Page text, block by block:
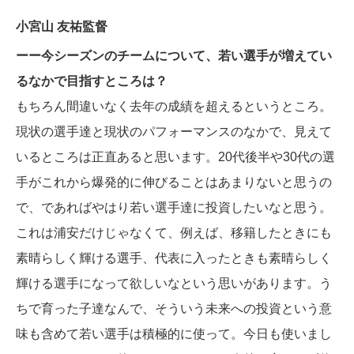
小宮山 友祐監督
ーー今シーズンのチームについて、若い選手が増えてい
るなかで目指すところは？
もちろん間違いなく去年の成績を超えるというところ。
現状の選手達と現状のパフォーマンスのなかで、見えて
いるところは正直あると思います。20代後半や30代の選
手がこれから爆発的に伸びることはあまりないと思うの
で、であればやはり若い選手達に投資したいなと思う。
これは浦安だけじゃなくて、例えば、移籍したときにも
素晴らしく輝ける選手、代表に入ったときも素晴らしく
輝ける選手になって欲しいなという思いがあります。う
ちで育った子達なんで、そういう未来への投資という意
味も含めて若い選手は積極的に使って。今日も使いまし